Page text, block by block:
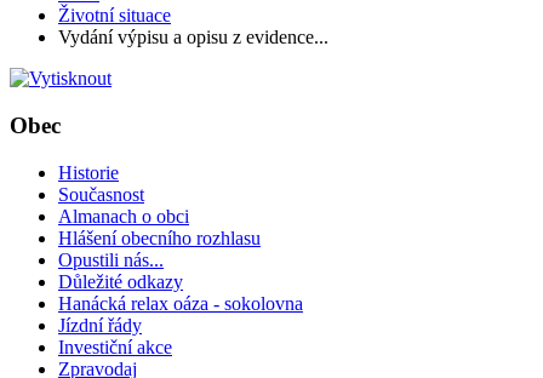
Životní situace
Vydání výpisu a opisu z evidence...
Obec
Historie
Současnost
Almanach o obci
Hlášení obecního rozhlasu
Opustili nás...
Důležité odkazy
Hanácká relax oáza - sokolovna
Jízdní řády
Investiční akce
Zpravodaj